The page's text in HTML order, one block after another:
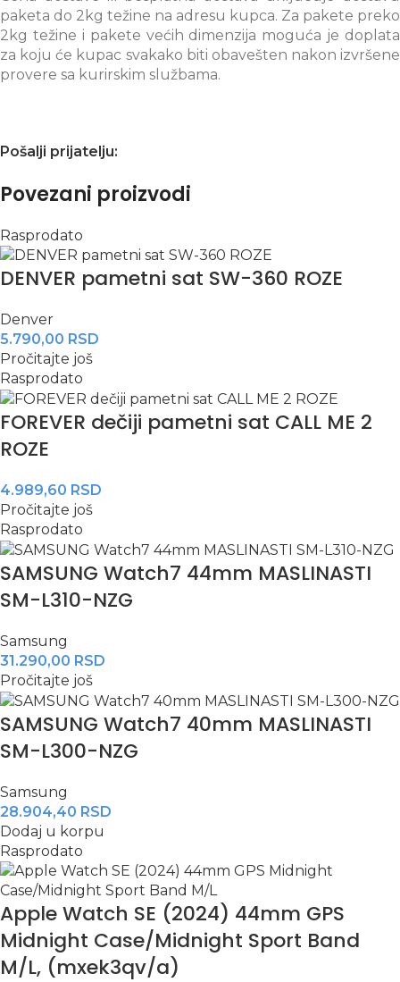
paketa do 2kg težine na adresu kupca. Za pakete preko
2kg težine i pakete većih dimenzija moguća je doplata
za koju će kupac svakako biti obavešten nakon izvršene
provere sa kurirskim službama.
Pošalji prijatelju:
Povezani proizvodi
Rasprodato
DENVER pametni sat SW-360 ROZE
Denver
5.790,00 RSD
Pročitajte još
Rasprodato
FOREVER dečiji pametni sat CALL ME 2
ROZE
4.989,60 RSD
Pročitajte još
Rasprodato
SAMSUNG Watch7 44mm MASLINASTI
SM-L310-NZG
Samsung
31.290,00 RSD
Pročitajte još
SAMSUNG Watch7 40mm MASLINASTI
SM-L300-NZG
Samsung
28.904,40 RSD
Dodaj u korpu
Rasprodato
Apple Watch SE (2024) 44mm GPS
Midnight Case/Midnight Sport Band
M/L, (mxek3qv/a)